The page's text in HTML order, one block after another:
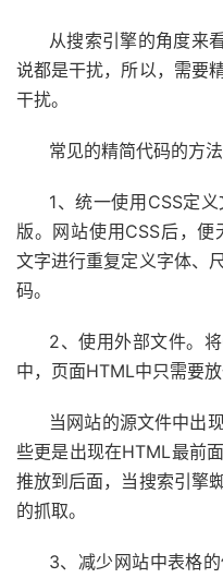
从搜索引擎的角度来
说都是干扰，所以，需要
干扰。
常见的精简代码的方法
1、统一使用CSS定
版。网站使用CSS后，
文字进行重复定义字体、
码。
2、使用外部文件。
中，页面HTML中只需要放
当网站的源文件中出
些更是出现在HTML最前
推放到后面，当搜索引擎
的抓取。
3、减少网站中表格